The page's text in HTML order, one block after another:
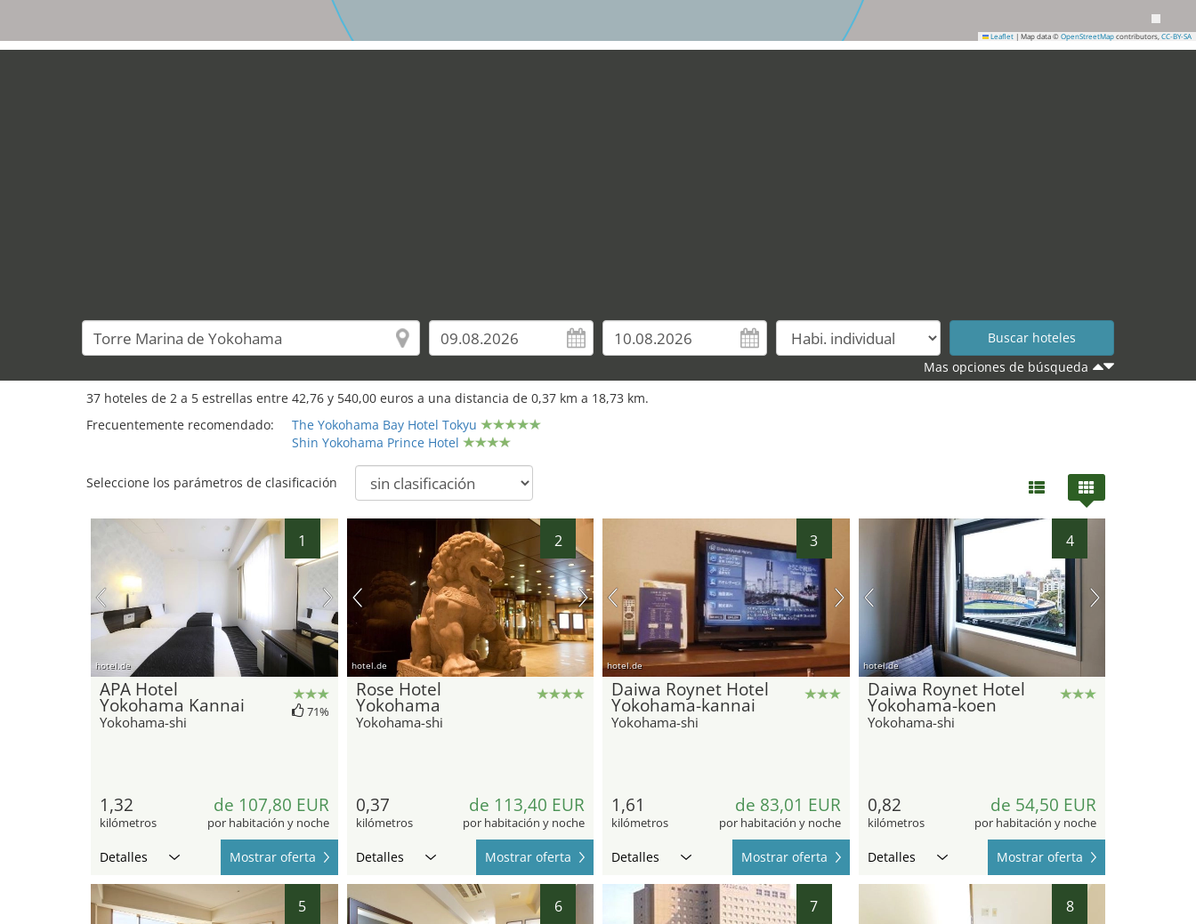
Leaflet | Map data © OpenStreetMap contributors, CC-BY-SA
Mas opciones de búsqueda
37 hoteles de 2 a 5 estrellas entre 42,76 y 540,00 euros a una distancia de 0,37 km a 18,73 km.
Frecuentemente recomendado:
The Yokohama Bay Hotel Tokyu
Shin Yokohama Prince Hotel
Seleccione los parámetros de clasificación
1
hotel.de
APA Hotel
Yokohama Kannai
Yokohama-shi
71%
1,32
kilómetros
de 107,80 EUR
por habitación y noche
Detalles Mostrar oferta
2
hotel.de
Rose Hotel
Yokohama
Yokohama-shi
0,37
kilómetros
de 113,40 EUR
por habitación y noche
Detalles Mostrar oferta
3
hotel.de
Daiwa Roynet Hotel
Yokohama-kannai
Yokohama-shi
1,61
kilómetros
de 83,01 EUR
por habitación y noche
Detalles Mostrar oferta
4
hotel.de
Daiwa Roynet Hotel
Yokohama-koen
Yokohama-shi
0,82
kilómetros
de 54,50 EUR
por habitación y noche
Detalles Mostrar oferta
5 6 7 8